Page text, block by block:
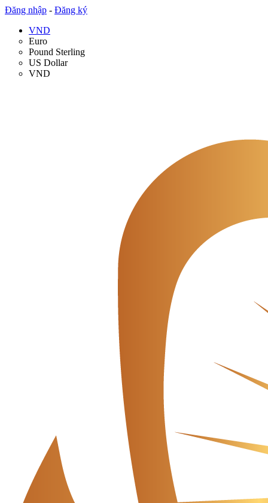
Đăng nhập - Đăng ký
VND
Euro
Pound Sterling
US Dollar
VND